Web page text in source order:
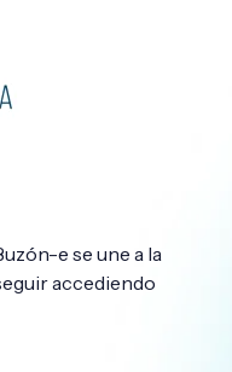
e se une a la
accediendo